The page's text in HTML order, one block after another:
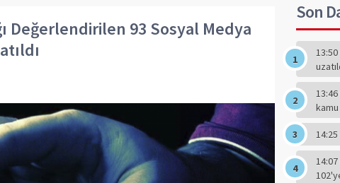
Değerlendirilen 93 Sosyal Medya
Son